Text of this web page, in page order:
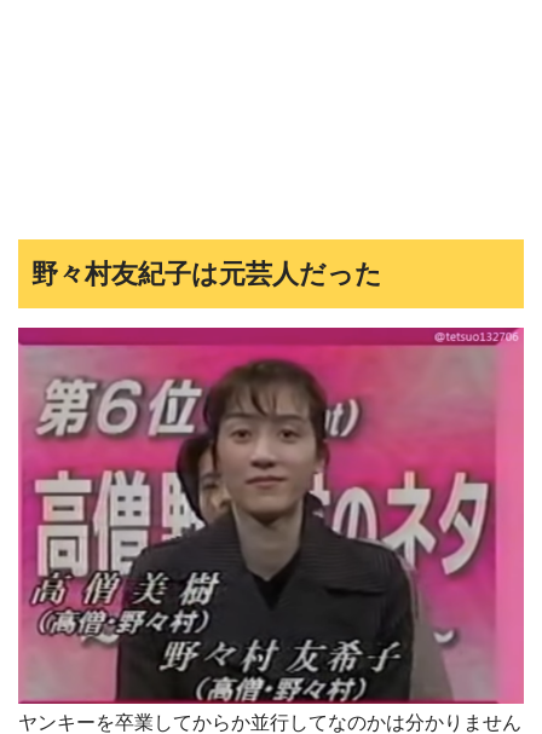
野々村友紀子は元芸人だった
ヤンキーを卒業してからか並行してなのかは分かりません